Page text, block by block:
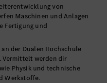
von
Maschinen und Anlagen
Fertigung und
der Dualen Hochschule
Vermittelt werden dir
Physik und technische
Werkstoffe.